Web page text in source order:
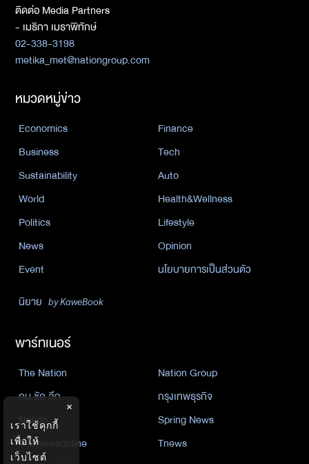
ติดต่อ Media Partners
- เมธิกา เมธาพิทักษ์
02-338-3198
metika_met@nationgroup.com
หมวดหมู่ข่าว
Economics
Finance
Business
Tech
Sustainability
Auto
World
Health&Wellness
Politics
Lifestyle
News
Opinion
Event
นโยบายการเป็นส่วนตัว
นิยาย by KaweBook
พาร์ทเนอร์
The Nation
Nation Group
คม ชัด ลึก
กรุงเทพธุรกิจ
Nation
Spring News
Thainewsonline
Tnews
×
เราใช้คุกกี้
เพื่อให้
เว็บไซต์